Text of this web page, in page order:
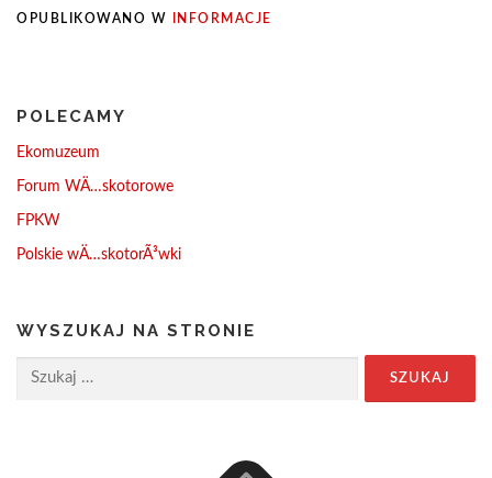
OPUBLIKOWANO W INFORMACJE
POLECAMY
Ekomuzeum
Forum WÄ…skotorowe
FPKW
Polskie wÄ…skotorÃ³wki
WYSZUKAJ NA STRONIE
Szukaj: